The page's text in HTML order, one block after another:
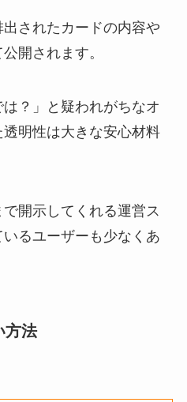
されたカードの内容や
開されます。
は？」と疑われがちなオ
明性は大きな安心材料
開示してくれる運営ス
るユーザーも少なくあ
方法